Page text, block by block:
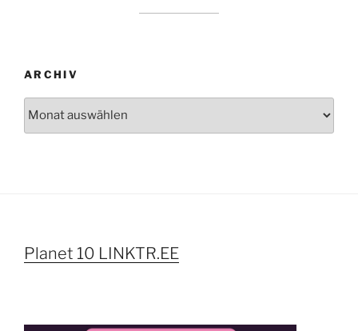
ARCHIV
Planet 10 LINKTR.EE